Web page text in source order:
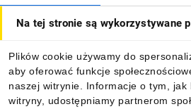
Na tej stronie są wykorzystywane
Plików cookie używamy do
aby oferować funkcje
naszej witrynie. Informacje o tym, jak
witryny, udostępniamy partnerom
Informacje